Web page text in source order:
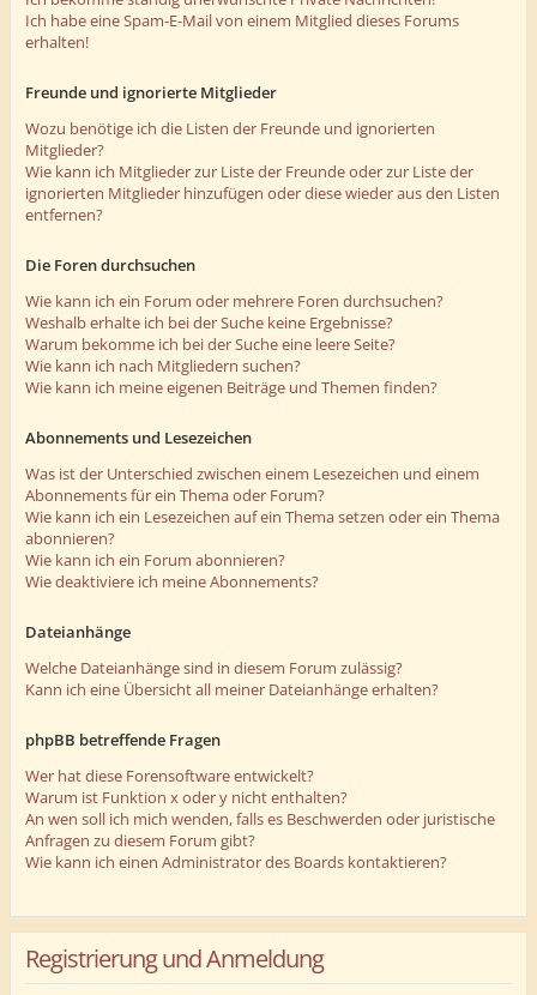
Ich habe eine Spam-E-Mail von einem Mitglied dieses Forums
erhalten!
Freunde und ignorierte Mitglieder
Wozu benötige ich die Listen der Freunde und ignorierten
Mitglieder?
Wie kann ich Mitglieder zur Liste der Freunde oder zur Liste der
ignorierten Mitglieder hinzufügen oder diese wieder aus den Listen
entfernen?
Die Foren durchsuchen
Wie kann ich ein Forum oder mehrere Foren durchsuchen?
Weshalb erhalte ich bei der Suche keine Ergebnisse?
Warum bekomme ich bei der Suche eine leere Seite?
Wie kann ich nach Mitgliedern suchen?
Wie kann ich meine eigenen Beiträge und Themen finden?
Abonnements und Lesezeichen
Was ist der Unterschied zwischen einem Lesezeichen und einem
Abonnements für ein Thema oder Forum?
Wie kann ich ein Lesezeichen auf ein Thema setzen oder ein Thema
abonnieren?
Wie kann ich ein Forum abonnieren?
Wie deaktiviere ich meine Abonnements?
Dateianhänge
Welche Dateianhänge sind in diesem Forum zulässig?
Kann ich eine Übersicht all meiner Dateianhänge erhalten?
phpBB betreffende Fragen
Wer hat diese Forensoftware entwickelt?
Warum ist Funktion x oder y nicht enthalten?
An wen soll ich mich wenden, falls es Beschwerden oder juristische
Anfragen zu diesem Forum gibt?
Wie kann ich einen Administrator des Boards kontaktieren?
Registrierung und Anmeldung